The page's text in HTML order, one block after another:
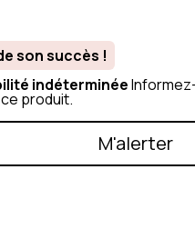
son succès !
indéterminée
produit.
M'alerter